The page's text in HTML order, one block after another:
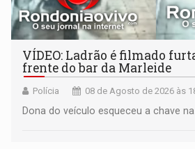
VÍDEO: Ladrão é filmado
frente do bar da Marleide
Polícia 08 de Agosto de 2026 às
Dona do veículo esqueceu a chave